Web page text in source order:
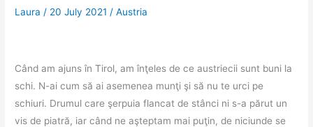
Laura / 20 July 2021 /Austria
Când am ajuns în Tirol, am înţeles de ce austriecii sunt buni la
schi. N-ai cum să ai asemenea munţi şi să nu te urci pe
schiuri. Drumul care şerpuia flancat de stânci ni s-a părut un
vis de piatră, iar când ne aşteptam mai puţin, de niciunde se